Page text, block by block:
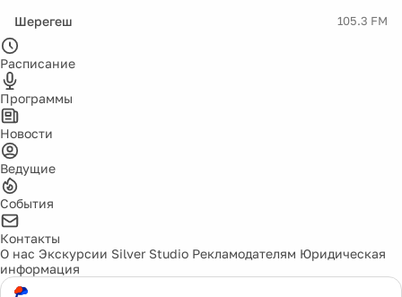
Шерегеш 105.3 FM
Расписание
Программы
Новости
Ведущие
События
Контакты
О нас Экскурсии Silver Studio Рекламодателям Юридическая
информация